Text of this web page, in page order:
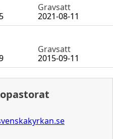
Gravsatt
2021-08-11
Gravsatt
2015-09-11